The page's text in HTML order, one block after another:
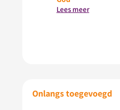
Lees meer
Onlangs toegevoegd